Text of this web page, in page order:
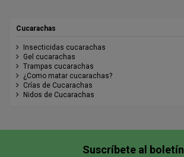
Cucarachas
Insecticidas cucarachas
Gel cucarachas
Trampas cucarachas
¿Como matar cucarachas?
Crías de Cucarachas
Nidos de Cucarachas
Suscríbete al boletín